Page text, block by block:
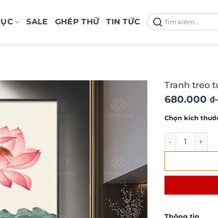
SALE GHÉP THỬ TIN TỨC
Tìm
kiếm:
Tranh treo
680.000 ₫
Khoảng
giá:
680.000 ₫
1.290.000
Chọn kích
Tranh treo